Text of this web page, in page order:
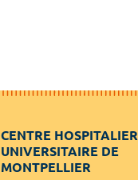
CENTRE HOSPITALIER
UNIVERSITAIRE DE
MONTPELLIER